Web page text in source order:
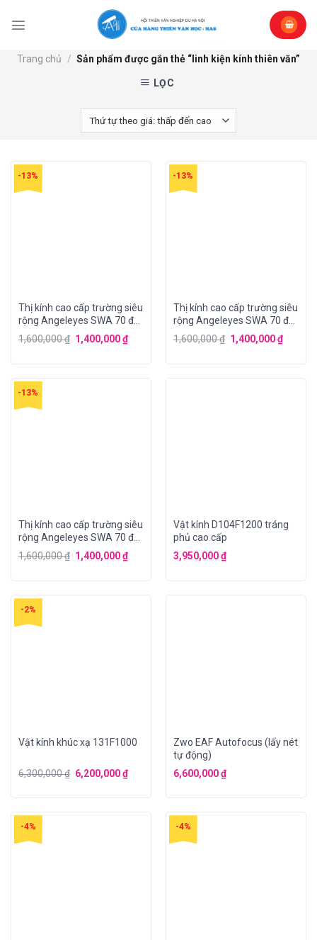
Trang chủ / Sản phẩm được gắn thẻ “linh kiện kính thiên văn”
LỌC
-13%
Thị kính cao cấp trường siêu
rộng Angeleyes SWA 70 độ
– 8mm
1,600,000₫ 1,400,000₫
-13%
Thị kính cao cấp trường siêu
rộng Angeleyes SWA 70 độ
– 12mm
1,600,000₫ 1,400,000₫
-13%
Thị kính cao cấp trường siêu
rộng Angeleyes SWA 70 độ
– 16mm
1,600,000₫ 1,400,000₫
Vật kính D104F1200 tráng
phủ cao cấp
3,950,000₫
-2%
Vật kính khúc xạ 131F1000
6,300,000₫ 6,200,000₫
Zwo EAF Autofocus (lấy nét
tự động)
6,600,000₫
-4% -4%